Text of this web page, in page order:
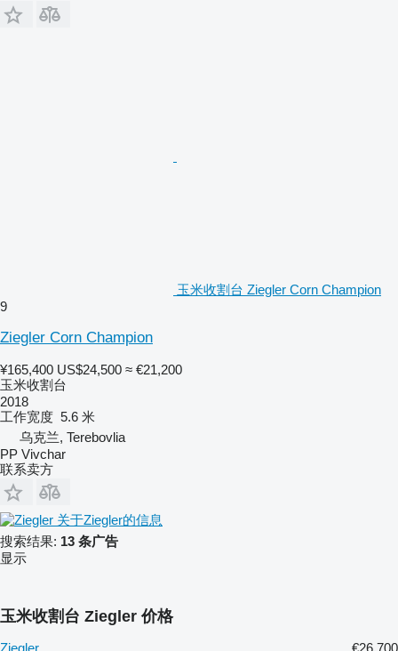
玉米收割台 Ziegler Corn Champion
9
Ziegler Corn Champion
¥165,400 US$24,500 ≈ €21,200
玉米收割台
2018
工作宽度 5.6 米
乌克兰, Terebovlia
PP Vivchar
联系卖方
关于Ziegler的信息
搜索结果: 13 条广告
显示
玉米收割台 Ziegler 价格
Ziegler
€26,700